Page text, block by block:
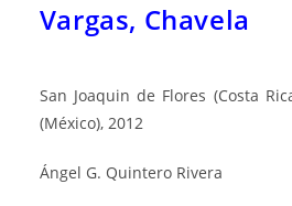
Vargas, Chavela
San Joaquin de Flores (Costa
(México), 2012
Ángel G. Quintero Rivera